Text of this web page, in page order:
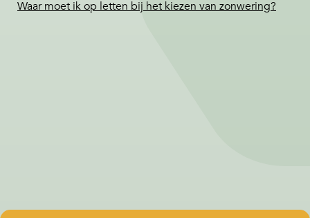
Waar moet ik op letten bij het kiezen van zonwering?